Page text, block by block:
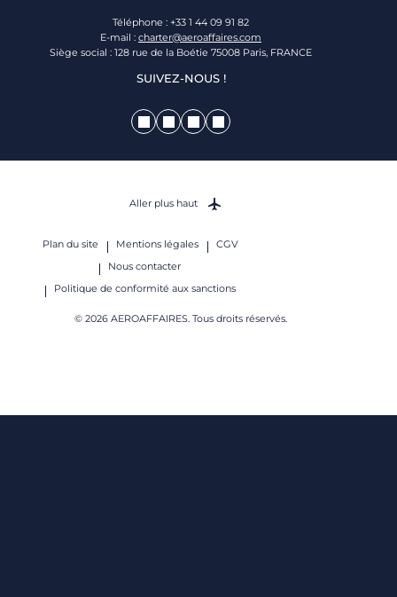
Téléphone : +33 1 44 09 91 82
E-mail : charter@aeroaffaires.com
Siège social : 128 rue de la Boétie 75008 Paris, FRANCE
SUIVEZ-NOUS !
Plan du site Mentions légales
CGV
Nous contacter
Politique de conformité aux sanctions
© 2026 AEROAFFAIRES. Tous droits réservés.
Aller plus haut